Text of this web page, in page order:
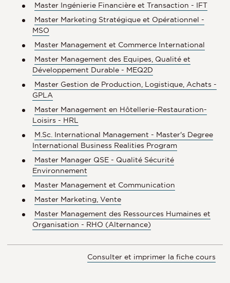
Master Ingénierie Financière et Transaction - IFT
Master Marketing Stratégique et Opérationnel -
MSO
Master Management et Commerce International
Master Management des Equipes, Qualité et
Développement Durable - MEQ2D
Master Gestion de Production, Logistique, Achats -
GPLA
Master Management en Hôtellerie-Restauration-
Loisirs - HRL
M.Sc. International Management - Master's Degree
International Business Realities Program
Master Manager QSE - Qualité Sécurité
Environnement
Master Management et Communication
Master Marketing, Vente
Master Management des Ressources Humaines et
Organisation - RHO (Alternance)
Consulter et imprimer la fiche cours